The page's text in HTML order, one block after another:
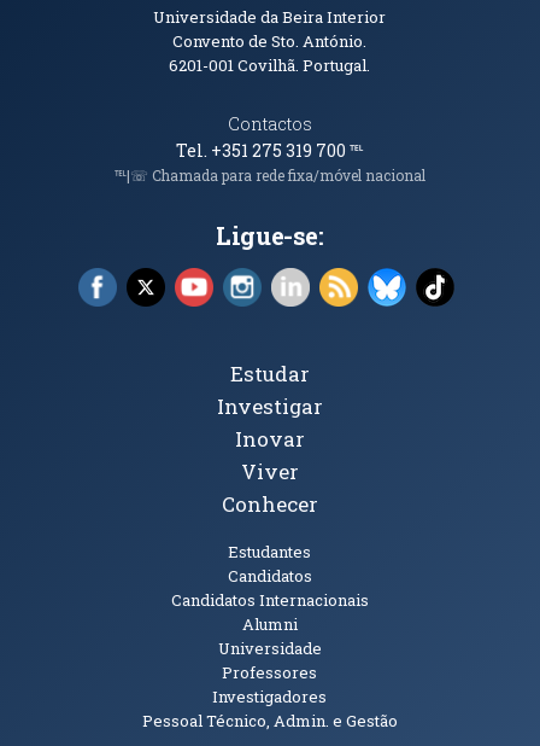
Informações de Contacto
Universidade da Beira Interior
Convento de Sto. António.
6201-001Covilhã. Portugal.
Contactos
Tel. +351 275 319 700℡
℡|☏ Chamada para rede fixa/móvel nacional
Ligue-se:
Facebook (abre em nova janela)
X (abre em nova janela)
YouTube (abre em nova janela)
Instagram (abre em nova janela)
LinkedIn (abre em nova
RSS (abre em nova
Bluesky (abre
TikTok
Tópicos Principais
Estudar
Investigar
Inovar
Viver
Conhecer
Estudantes
Candidatos
Candidatos Internacionais
Alumni
Universidade
Professores
Investigadores
Pessoal Técnico, Admin. e Gestão